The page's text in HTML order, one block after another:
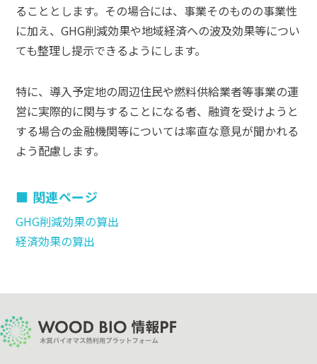
ることとします。その場合には、事業そのものの事業性
に加え、GHG削減効果や地域経済への波及効果等につい
ても整理し提示できるようにします。
特に、導入予定地の周辺住民や燃料供給業者等事業の運
営に実際的に関与することになる者、融資を受けようと
する場合の金融機関等については率直な意見が聞かれる
よう配慮します。
関連ページ
GHG削減効果の算出
経済効果の算出